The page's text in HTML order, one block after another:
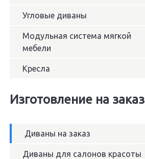
Угловые диваны
Модульная система мягкой
мебели
Кресла
Изготовление на заказ
Диваны на заказ
Диваны для салонов красоты